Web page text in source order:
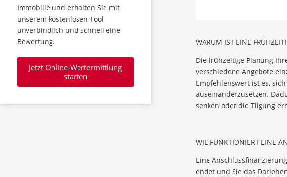
Immobilie und erhalten Sie mit
unserem kostenlosen Tool
unverbindlich und schnell eine
Bewertung.
Jetzt Online-Wertermittlung
starten
WARUM IST EINE
Die frühzeitige Planung
verschiedene Angebote
Empfehlenswert ist es,
auseinanderzusetzen.
senken oder die Tilgung
WIE FUNKTIONIERT EINE
Eine
endet und Sie das